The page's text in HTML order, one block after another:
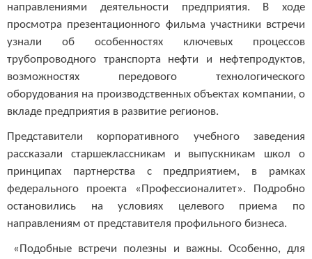
направлениями деятельности предприятия. В ходе
просмотра презентационного фильма участники встречи
узнали об особенностях ключевых процессов
трубопроводного транспорта нефти и нефтепродуктов,
возможностях передового технологического
оборудования на производственных объектах компании, о
вкладе предприятия в развитие регионов.
Представители корпоративного учебного заведения
рассказали старшеклассникам и выпускникам школ о
принципах партнерства с предприятием, в рамках
федерального проекта «Профессионалитет». Подробно
остановились на условиях целевого приема по
направлениям от представителя профильного бизнеса.
«Подобные встречи полезны и важны. Особенно, для